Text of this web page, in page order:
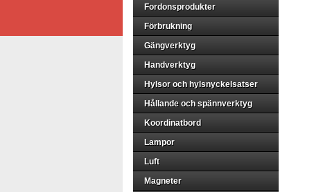
Fordonsprodukter
Förbrukning
Gängverktyg
Handverktyg
Hylsor och hylsnyckelsatser
Hållande och spännverktyg
Koordinatbord
Lampor
Luft
Magneter